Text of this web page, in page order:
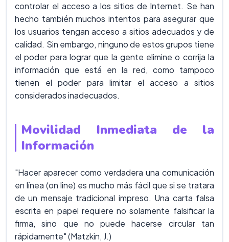
controlar el acceso a los sitios de Internet. Se han
hecho también muchos intentos para asegurar que
los usuarios tengan acceso a sitios adecuados y de
calidad. Sin embargo, ninguno de estos grupos tiene
el poder para lograr que la gente elimine o corrija la
información que está en la red, como tampoco
tienen el poder para limitar el acceso a sitios
considerados inadecuados.
Movilidad Inmediata de la
Información
"Hacer aparecer como verdadera una comunicación
en línea (on line) es mucho más fácil que si se tratara
de un mensaje tradicional impreso. Una carta falsa
escrita en papel requiere no solamente falsificar la
firma, sino que no puede hacerse circular tan
rápidamente" (Matzkin, J.)